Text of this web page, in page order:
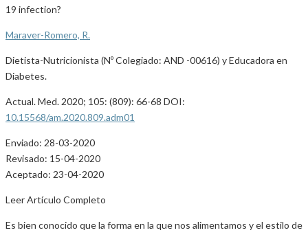
19 infection?
Maraver-Romero, R.
Dietista-Nutricionista (Nº Colegiado: AND -00616) y Educadora en
Diabetes.
Actual. Med. 2020; 105: (809): 66-68 DOI:
10.15568/am.2020.809.adm01
Enviado: 28-03-2020
Revisado: 15-04-2020
Aceptado: 23-04-2020
Leer Artículo Completo
Es bien conocido que la forma en la que nos alimentamos y el estilo de